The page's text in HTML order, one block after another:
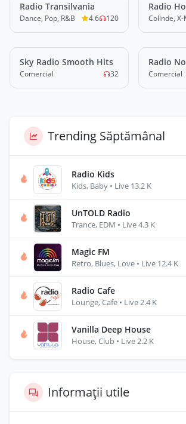
LIVE
Radio Transilvania
Dance, Pop, R&B 4.6 120
LIVE
Radio
Colinde, X-
LIVE
Sky Radio Smooth Hits
Comercial 32
LIVE
Radio
Comercial
Trending Săptămânal
Radio Kids
Kids, Baby • Live 13.2 K
UnTOLD Radio
Trance, EDM • Live 4.3 K
Magic FM
Retro, Blues, Love • Live 12.4 K
Radio Cafe
Lounge, Cafe • Live 2.4 K
Vanilla Deep House
House, Club • Live 2.2 K
Informații utile